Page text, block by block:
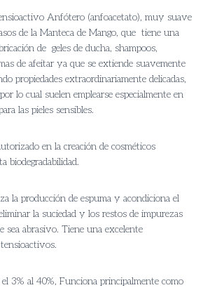
Anfótero (anfoacetato), muy suave
de la Manteca de Mango, que tiene una
de geles de ducha, shampoos,
de afeitar ya que se extiende suavemente
propiedades extraordinariamente delicadas,
lo cual suelen emplearse especialmente en
las pieles sensibles.
en la creación de cosméticos
biodegradabilidad.
la producción de espuma y acondiciona el
la suciedad y los restos de impurezas
sea abrasivo. Tiene una excelente
3% al 40%, Funciona principalmente como